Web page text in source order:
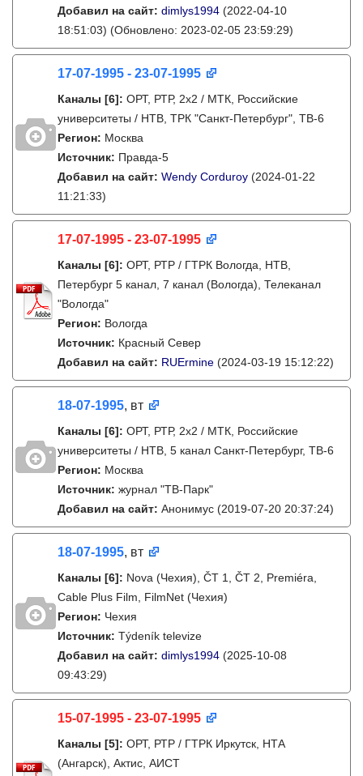
Добавил на сайт: dimlys1994 (2022-04-10
18:51:03) (Обновлено: 2023-02-05 23:59:29)
17-07-1995 - 23-07-1995
Каналы [6]: ОРТ, РТР, 2х2 / МТК, Российские
университеты / НТВ, ТРК "Санкт-Петербург", ТВ-6
Регион: Москва
Источник: Правда-5
Добавил на сайт: Wendy Corduroy (2024-01-22
11:21:33)
17-07-1995 - 23-07-1995
Каналы [6]: ОРТ, РТР / ГТРК Вологда, НТВ,
Петербург 5 канал, 7 канал (Вологда), Телеканал
"Вологда"
Регион: Вологда
Источник: Красный Север
Добавил на сайт: RUErmine (2024-03-19 15:12:22)
18-07-1995, вт
Каналы [6]: ОРТ, РТР, 2х2 / МТК, Российские
университеты / НТВ, 5 канал Санкт-Петербург, ТВ-6
Регион: Москва
Источник: журнал "ТВ-Парк"
Добавил на сайт: Анонимус (2019-07-20 20:37:24)
18-07-1995, вт
Каналы [6]: Nova (Чехия), ČT 1, ČT 2, Premiéra,
Cable Plus Film, FilmNet (Чехия)
Регион: Чехия
Источник: Týdeník televize
Добавил на сайт: dimlys1994 (2025-10-08
09:43:29)
15-07-1995 - 23-07-1995
Каналы [5]: ОРТ, РТР / ГТРК Иркутск, НТА
(Ангарск), Актис, АИСТ